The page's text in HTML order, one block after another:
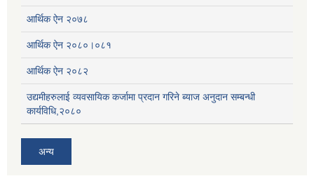
आर्थिक ऐन २०७८
आर्थिक ऐन २०८०।०८१
आर्थिक ऐन २०८२
उद्यमीहरुलाई व्यवसायिक कर्जामा प्रदान गरिने ब्याज अनुदान सम्बन्धी
कार्यविधि,२०८०
अन्य